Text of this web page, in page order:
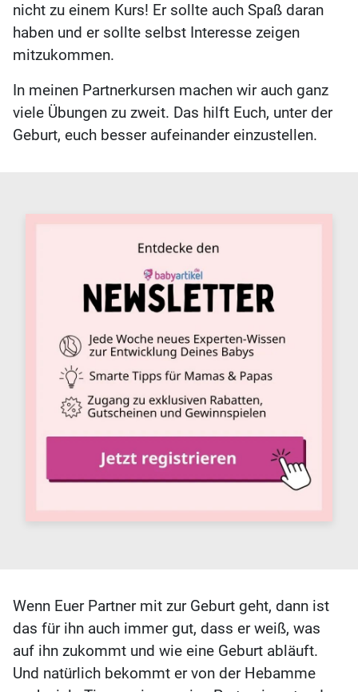
nicht zu einem Kurs! Er sollte auch Spaß daran
haben und er sollte selbst Interesse zeigen
mitzukommen.
In meinen Partnerkursen machen wir auch ganz
viele Übungen zu zweit. Das hilft Euch, unter der
Geburt, euch besser aufeinander einzustellen.
Wenn Euer Partner mit zur Geburt geht, dann ist
das für ihn auch immer gut, dass er weiß, was
auf ihn zukommt und wie eine Geburt abläuft.
Und natürlich bekommt er von der Hebamme